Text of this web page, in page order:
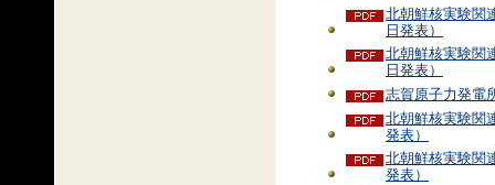
北朝鮮核実験関
日発表）
北朝鮮核実験関
日発表）
志賀原子力発電
北朝鮮核実験関
発表）
北朝鮮核実験関
発表）